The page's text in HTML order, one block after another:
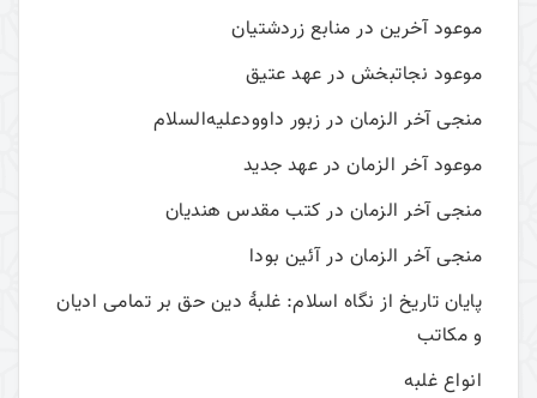
موعود آخرين در منابع‌ زردشتيان
موعود نجات­بخش در عهد عتيق‌
منجی آخر الزمان در زبور داوودعلیه‌السلام
موعود آخر الزمان در عهد جديد
منجی آخر الزمان در کتب‌ مقدس هندیان‌
منجی آخر الزمان در آئين بودا
پايان تاريخ از نگاه اسلام: غلبۀ دين حق بر تمامی اديان
و مکاتب
انواع غلبه